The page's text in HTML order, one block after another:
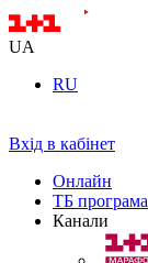
UA
RU
Вхід в кабінет
Онлайн
ТБ програма
Канали